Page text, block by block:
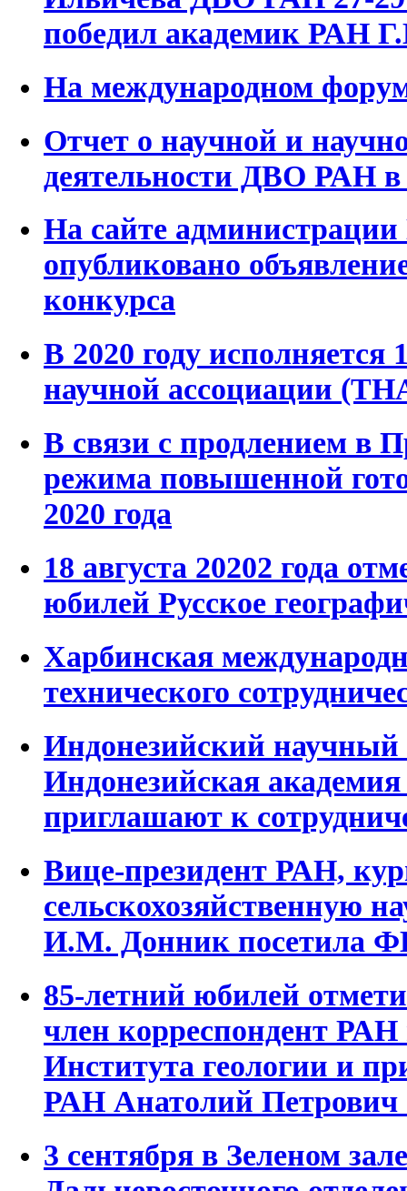
победил академик РАН
На международном
Отчет о научной и
деятельности ДВО РАН в
На сайте
опубликовано
конкурса
В 2020 году исполняется
научной ассоциации
В связи с продлением в
режима повышенной
2020 года
18 августа 20202 года
юбилей Русское
Харбинская
технического
Индонезийский
Индонезийская
приглашают к
Вице-президент РАН,
сельскохозяйственную
И.М. Донник посетила
85-летний юбилей
член корреспондент
Института геологии и
РАН Анатолий
3 сентября в Зеленом